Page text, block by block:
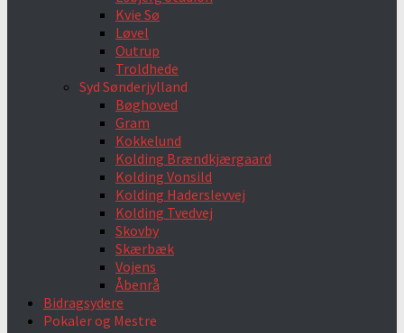
Kvie Sø
Løvel
Outrup
Troldhede
Syd Sønderjylland
Bøghoved
Gram
Kokkelund
Kolding Brændkjærgaard
Kolding Vonsild
Kolding Haderslevvej
Kolding Tvedvej
Skovby
Skærbæk
Vojens
Åbenrå
Bidragsydere
Pokaler og Mestre